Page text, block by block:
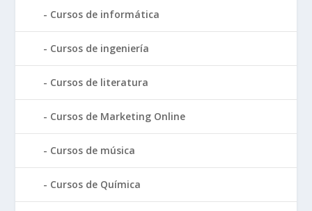
Cursos de informática
Cursos de ingeniería
Cursos de literatura
Cursos de Marketing Online
Cursos de música
Cursos de Química